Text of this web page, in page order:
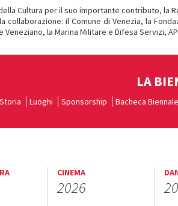
Cultura per il suo importante contributo, la
collaborazione: il Comune di Venezia, la
Veneziano, la Marina Militare e Difesa Servizi,
LA
Storia Luoghi Sponsorship Bacheca Biennale
CINEMA
2026